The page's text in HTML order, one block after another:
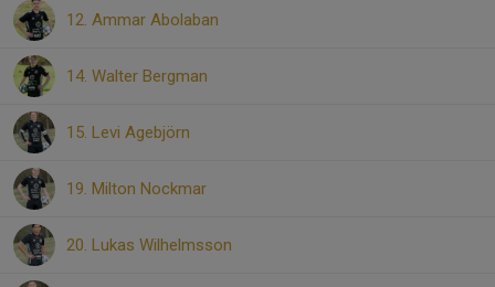
12. Ammar Abolaban
14. Walter Bergman
15. Levi Agebjörn
19. Milton Nockmar
20. Lukas Wilhelmsson